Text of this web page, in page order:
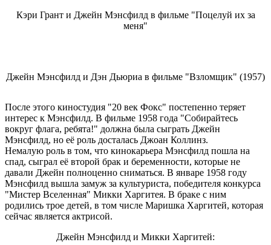
Кэри Грант и Джейн Мэнсфилд в фильме "Поцелуй их за
меня"
Джейн Мэнсфилд и Дэн Дьюриа в фильме "Взломщик" (1957)
После этого киностудия "20 век Фокс" постепенно теряет
интерес к Мэнсфилд. В фильме 1958 года "Собирайтесь
вокруг флага, ребята!" должна была сыграть Джейн
Мэнсфилд, но её роль досталась Джоан Коллинз.
Немалую роль в том, что кинокарьера Мэнсфилд пошла на
спад, сыграл её второй брак и беременности, которые не
давали Джейн полноценно сниматься. В январе 1958 году
Мэнсфилд вышла замуж за культуриста, победителя конкурса
"Мистер Вселенная" Микки Харгитея. В браке с ним
родились трое детей, в том числе Маришка Харгитей, которая
сейчас является актрисой.
Джейн Мэнсфилд и Микки Харгитей: